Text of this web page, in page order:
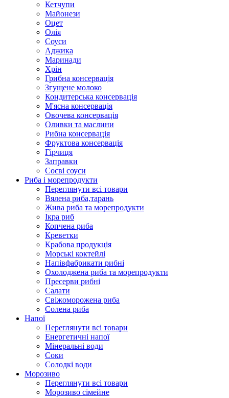
Кетчупи
Майонези
Оцет
Олія
Соуси
Аджика
Маринади
Хрін
Грибна консервація
Згущене молоко
Кондитерська консервація
М'ясна консервація
Овочева консервація
Оливки та маслини
Рибна консервація
Фруктова консервація
Гірчиця
Заправки
Соєві соуси
Риба і морепродукти
Переглянути всі товари
Вялена риба,тарань
Жива риба та морепродукти
Ікра риб
Копчена риба
Крeветки
Крабова продукція
Морські коктейлi
Напівфабрикати рибні
Охолоджена риба та морепродукти
Пресерви рибні
Сaлати
Свіжоморожена риба
Солена риба
Напої
Переглянути всі товари
Енергетичні напої
Мінеральні води
Соки
Солодкі води
Морозиво
Переглянути всі товари
Морозиво сімейне